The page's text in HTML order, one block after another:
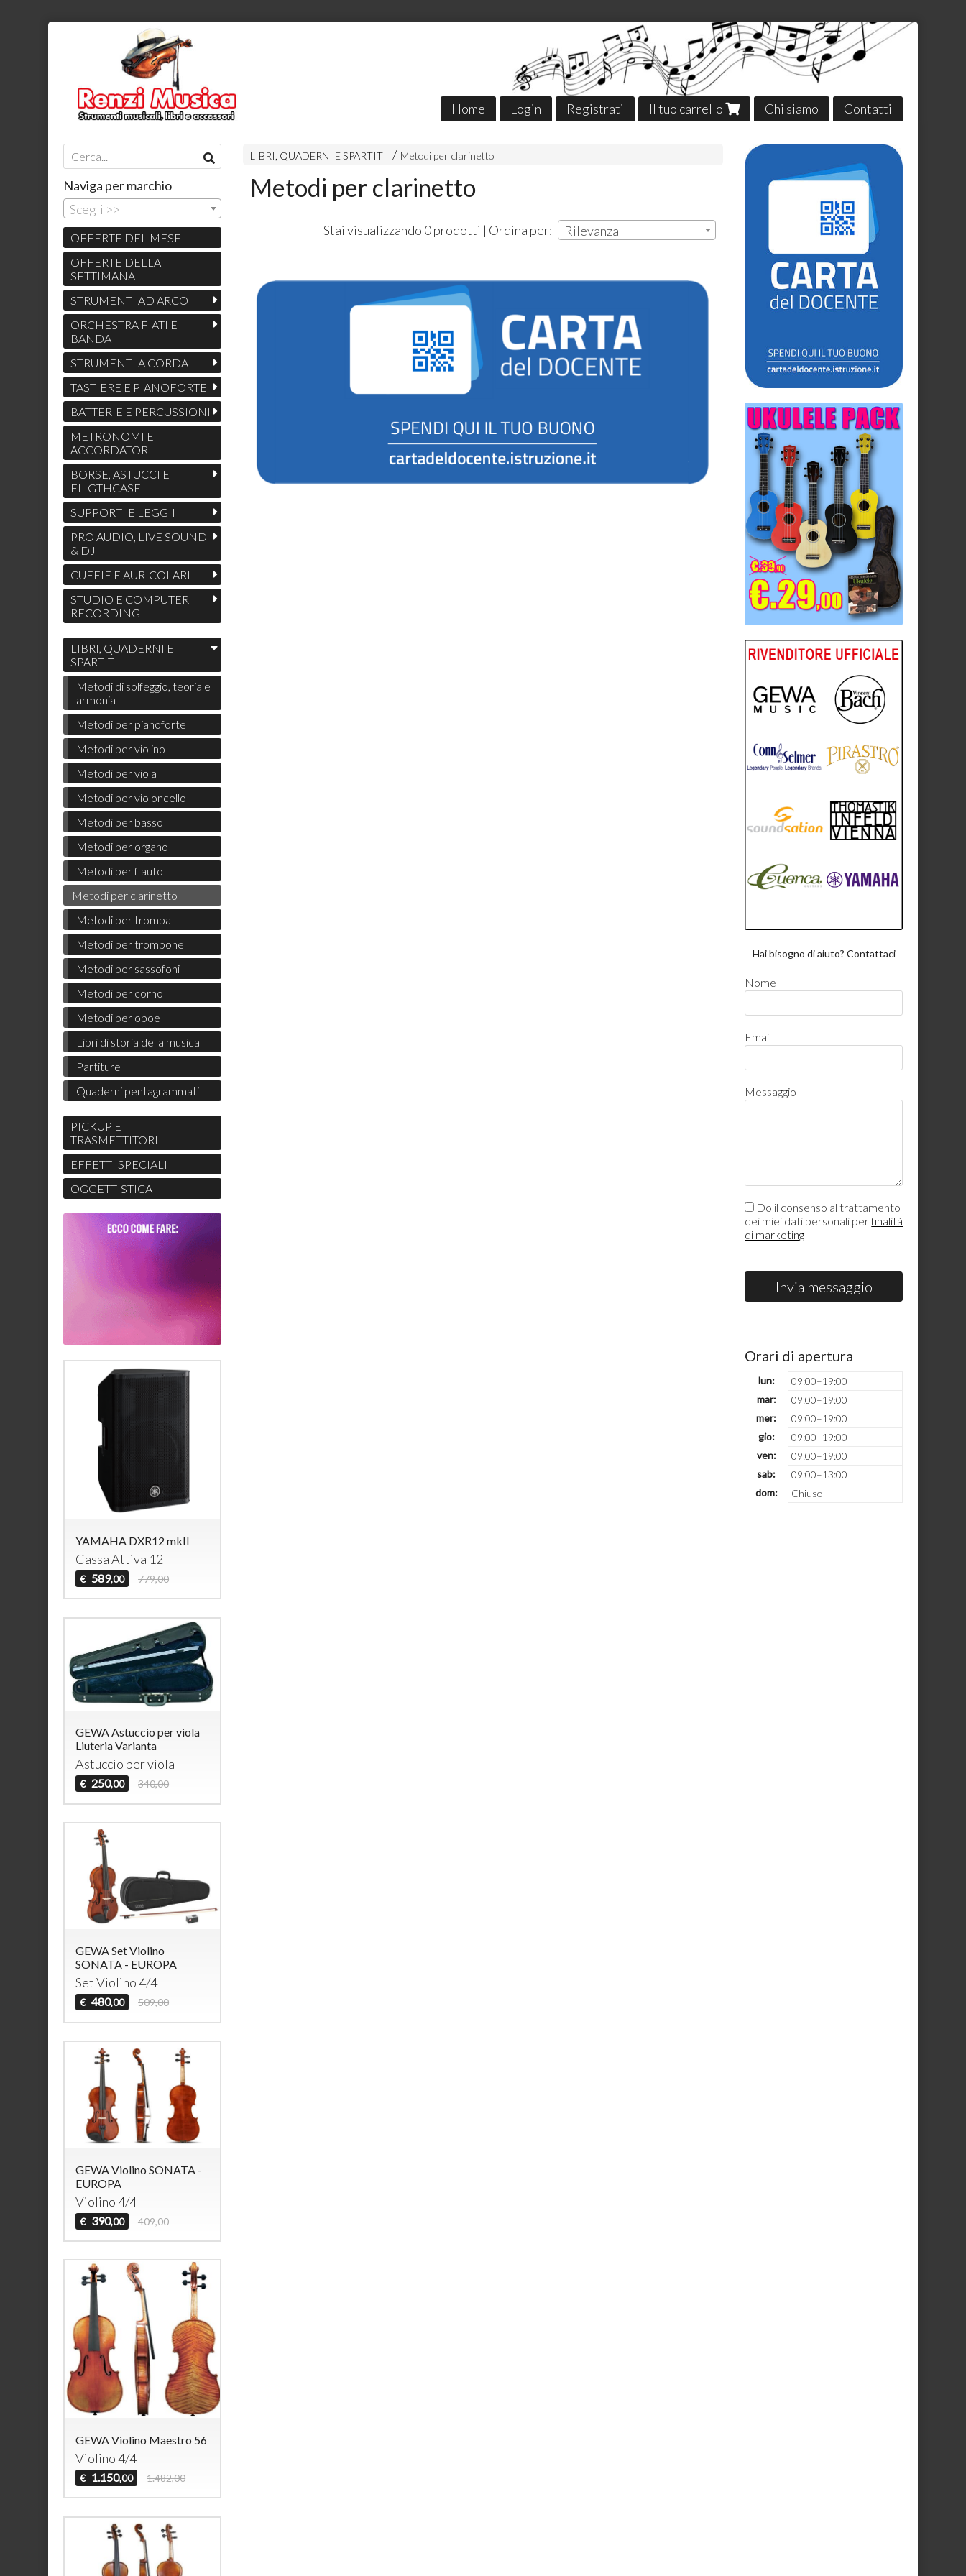
Home Login Registrati Il tuo carrello Chi siamo Contatti
LIBRI, QUADERNI E SPARTITI Metodi per clarinetto
Metodi per clarinetto
Stai visualizzando 0 prodotti | Ordina per: Rilevanza
Naviga per marchio
Scegli >>
OFFERTE DEL MESE
OFFERTE DELLA
SETTIMANA
STRUMENTI AD ARCO
ORCHESTRA FIATI E
BANDA
STRUMENTI A CORDA
TASTIERE E PIANOFORTE
BATTERIE E PERCUSSIONI
METRONOMI E
ACCORDATORI
BORSE, ASTUCCI E
FLIGTHCASE
SUPPORTI E LEGGII
PRO AUDIO, LIVE SOUND
& DJ
CUFFIE E AURICOLARI
STUDIO E COMPUTER
RECORDING
LIBRI, QUADERNI E
SPARTITI
Metodi di solfeggio, teoria e
armonia
Metodi per pianoforte
Metodi per violino
Metodi per viola
Metodi per violoncello
Metodi per basso
Metodi per organo
Metodi per flauto
Metodi per clarinetto
Metodi per tromba
Metodi per trombone
Metodi per sassofoni
Metodi per corno
Metodi per oboe
Libri di storia della musica
Partiture
Quaderni pentagrammati
PICKUP E
TRASMETTITORI
EFFETTI SPECIALI
OGGETTISTICA
YAMAHA DXR12 mkII
Cassa Attiva 12"
€ 589,00 779,00
GEWA Astuccio per viola
Liuteria Varianta
Astuccio per viola
€ 250,00 340,00
GEWA Set Violino
SONATA - EUROPA
Set Violino 4/4
€ 480,00 509,00
GEWA Violino SONATA -
EUROPA
Violino 4/4
€ 390,00 409,00
GEWA Violino Maestro 56
Violino 4/4
€ 1.150,00 1.482,00
Hai bisogno di aiuto? Contattaci
Nome
Email
Messaggio
Do il consenso al trattamento
dei miei dati personali perfinalità
di marketing
Invia messaggio
Orari di apertura
lun:
09:00–19:00
mar:
09:00–19:00
mer:
09:00–19:00
gio:
09:00–19:00
ven:
09:00–19:00
sab:
09:00–13:00
dom:
Chiuso